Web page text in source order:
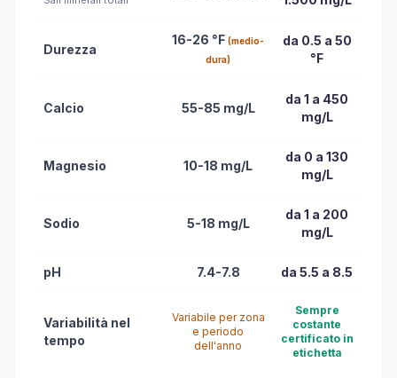
Durezza
16-26 °F (medio-
dura)
da 0.5 a 50
°F
Calcio 55-85 mg/L
da 1 a 450
mg/L
Magnesio 10-18 mg/L
da 0 a 130
mg/L
Sodio 5-18 mg/L
da 1 a 200
mg/L
pH 7.4-7.8 da 5.5 a 8.5
Variabilità nel
tempo
Variabile per zona
e periodo
dell'anno
Sempre
costante
certificato in
etichetta